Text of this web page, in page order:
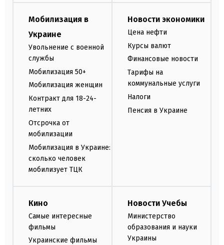
Мобилизация в
Украине
Увольнение с военной
службы
Мобилизация 50+
Мобилизация женщин
Контракт для 18-24-
летних
Отсрочка от
мобилизации
Мобилизация в Украине:
сколько человек
мобилизует ТЦК
Новости экономики
Цена нефти
Курсы валют
Финансовые новости
Тарифы на
коммунальные услуги
Налоги
Пенсия в Украине
Кино
Самые интересные
фильмы
Украинские фильмы
Новости Учебы
Министерство
образования и науки
Украины